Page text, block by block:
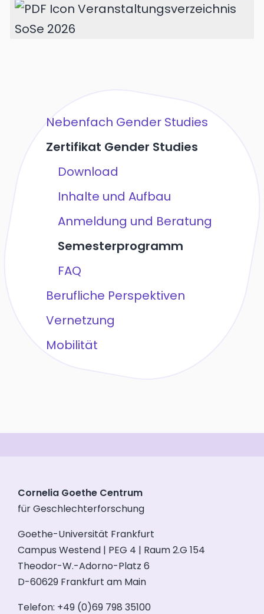
Veranstaltungsverzeichnis
SoSe 2026
Nebenfach Gender Studies
Zertifikat Gender Studies
Download
Inhalte und Aufbau
Anmeldung und Beratung
Semesterprogramm
FAQ
Berufliche Perspektiven
Vernetzung
Mobilität
Cornelia Goethe Centrum
für Geschlechterforschung
Goethe-Universität Frankfurt
Campus Westend | PEG 4 | Raum 2.G 154
Theodor-W.-Adorno-Platz 6
D-60629 Frankfurt am Main
Telefon: +49 (0)69 798 35100